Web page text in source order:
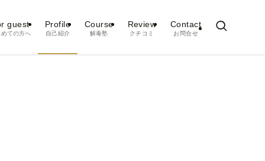
guest
めての方へ
Profile
自己紹介
Course
解毒塾
Review
クチコミ
Contact
お問合せ